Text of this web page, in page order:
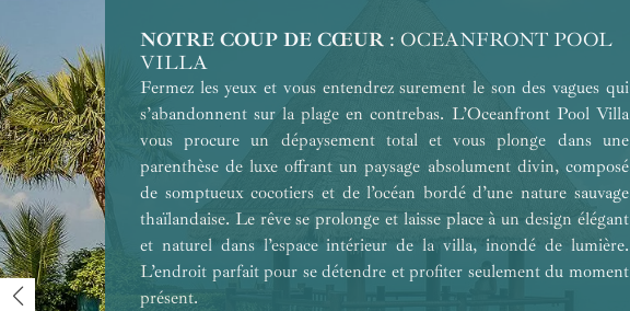
NOTRE COUP DE CŒUR : OCEANFRONT POOL
VILLA
Fermez les yeux et vous entendrez surement le son des vagues qui
s’abandonnent sur la plage en contrebas. L’Oceanfront Pool Villa
vous procure un dépaysement total et vous plonge dans une
parenthèse de luxe offrant un paysage absolument divin, composé
de somptueux cocotiers et de l’océan bordé d’une nature sauvage
thaïlandaise. Le rêve se prolonge et laisse place à un design élégant
et naturel dans l’espace intérieur de la villa, inondé de lumière.
L’endroit parfait pour se détendre et profiter seulement du moment
présent.
POUR SON ENVIRONNEMENT
POUR LES COUPLES
POUR SA VUE
POUR UN VOYAGE EN FAMILLE
POUR UN VOYAGE ENTRE AMIS
POUR LA DÉCONNEXION EN FAMILLE
Équipements :
POUR UN VOYAGE DE NOCES
POUR SON INTIMITÉ